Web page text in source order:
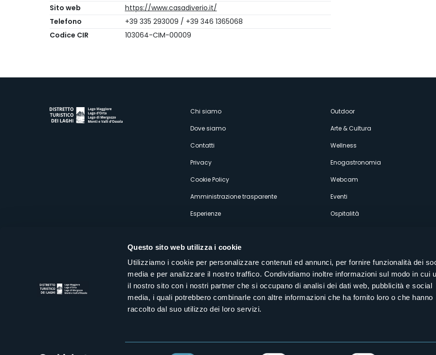
Questo sito web utilizza i cookie
Utilizziamo i cookie per personalizzare contenuti ed annunci, per fornire funzionalità dei
media e per analizzare il nostro traffico. Condividiamo inoltre informazioni sul modo in cui
il nostro sito con i nostri partner che si occupano di analisi dei dati web, pubblicità e social
media, i quali potrebbero combinarle con altre informazioni che ha fornito loro o che hanno
raccolto dal suo utilizzo dei loro servizi.
Sito web
https://www.casadiverio.it/
Telefono
+39 335 293009 / +39 346 1365068
Codice CIR
103064-CIM-00009
Menù
secondario
Chi siamo
Dove siamo
Contatti
Privacy
Cookie Policy
Amministrazione trasparente
Esperienze
Outdoor
Arte & Cultura
Wellness
Enogastronomia
Webcam
Eventi
Ospitalità
Distretto Turistico dei Laghi Scrl
Sede legale e operativa: Corso Italia 26 - 28838 Stresa VB - Italy
infoturismo@distrettolaghi.itedistrettolaghi@legalmail.it
Seguici sui nostri canali social